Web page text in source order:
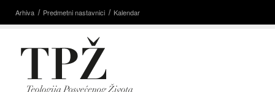
Arhiva Predmetni nastavnici Kalendar